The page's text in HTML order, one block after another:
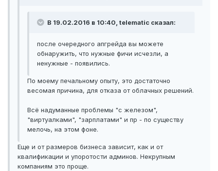
В 19.02.2016 в 10:40, telematic сказал:
после очередного апгрейда вы можете
обнаружить, что нужные фичи исчезли, а
ненужные - появились.
По моему печальному опыту, это достаточно
весомая причина, для отказа от облачных решений.
Всё надуманные проблемы "с железом",
"виртуалками", "зарплатами" и пр - по существу
мелочь, на этом фоне.
Еще и от размеров бизнеса зависит, как и от
квалификации и упоротости админов. Некрупным
компаниям это проще.